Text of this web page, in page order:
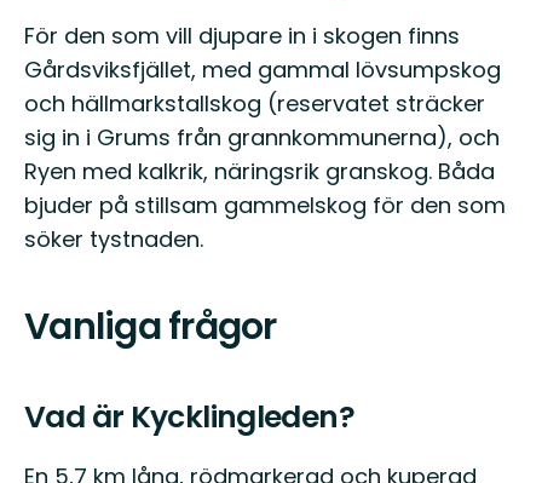
För den som vill djupare in i skogen finns
Gårdsviksfjället, med gammal lövsumpskog
och hällmarkstallskog (reservatet sträcker
sig in i Grums från grannkommunerna), och
Ryen med kalkrik, näringsrik granskog. Båda
bjuder på stillsam gammelskog för den som
söker tystnaden.
Vanliga frågor
Vad är Kycklingleden?
En 5,7 km lång, rödmarkerad och kuperad